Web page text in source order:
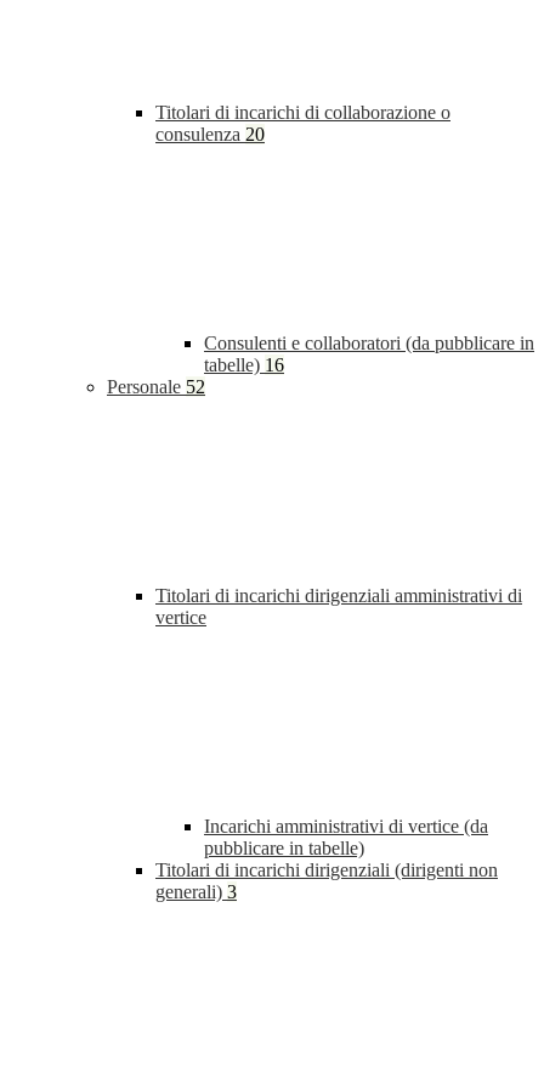
Titolari di incarichi di collaborazione o
consulenza 20
Consulenti e collaboratori (da pubblicare in
tabelle) 16
Personale 52
Titolari di incarichi dirigenziali amministrativi di
vertice
Incarichi amministrativi di vertice (da
pubblicare in tabelle)
Titolari di incarichi dirigenziali (dirigenti non
generali) 3